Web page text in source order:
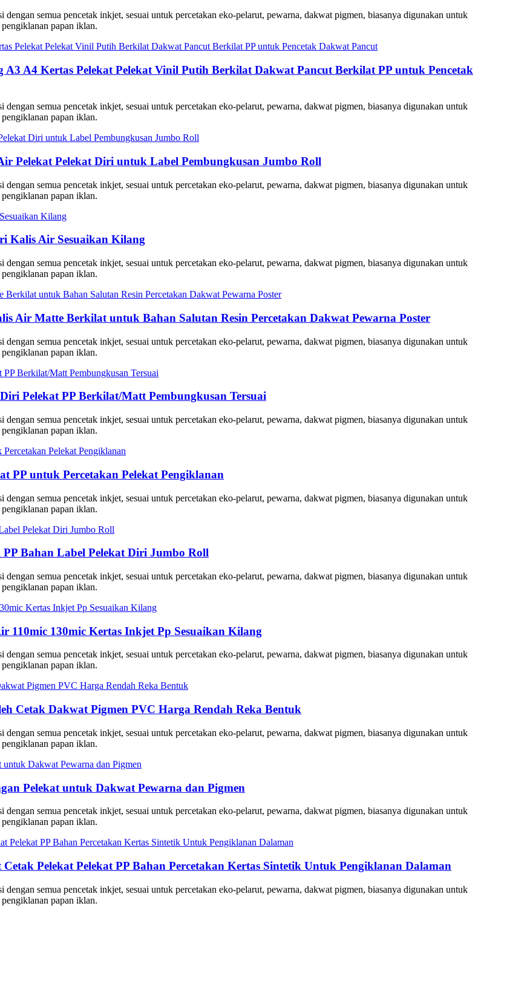
semua pencetak inkjet, sesuai untuk percetakan eko-pelarut, pewarna, dakwat pigmen, biasanya digunakan untuk
papan iklan.
A3 A4 Kertas Pelekat Pelekat Vinil Putih Berkilat Dakwat Pancut Berkilat PP untuk Pencetak
semua pencetak inkjet, sesuai untuk percetakan eko-pelarut, pewarna, dakwat pigmen, biasanya digunakan untuk
papan iklan.
Pelekat Pelekat Diri untuk Label Pembungkusan Jumbo Roll
semua pencetak inkjet, sesuai untuk percetakan eko-pelarut, pewarna, dakwat pigmen, biasanya digunakan untuk
papan iklan.
Kalis Air Sesuaikan Kilang
semua pencetak inkjet, sesuai untuk percetakan eko-pelarut, pewarna, dakwat pigmen, biasanya digunakan untuk
papan iklan.
Air Matte Berkilat untuk Bahan Salutan Resin Percetakan Dakwat Pewarna Poster
semua pencetak inkjet, sesuai untuk percetakan eko-pelarut, pewarna, dakwat pigmen, biasanya digunakan untuk
papan iklan.
Pelekat PP Berkilat/Matt Pembungkusan Tersuai
semua pencetak inkjet, sesuai untuk percetakan eko-pelarut, pewarna, dakwat pigmen, biasanya digunakan untuk
papan iklan.
PP untuk Percetakan Pelekat Pengiklanan
semua pencetak inkjet, sesuai untuk percetakan eko-pelarut, pewarna, dakwat pigmen, biasanya digunakan untuk
papan iklan.
Bahan Label Pelekat Diri Jumbo Roll
semua pencetak inkjet, sesuai untuk percetakan eko-pelarut, pewarna, dakwat pigmen, biasanya digunakan untuk
papan iklan.
110mic 130mic Kertas Inkjet Pp Sesuaikan Kilang
semua pencetak inkjet, sesuai untuk percetakan eko-pelarut, pewarna, dakwat pigmen, biasanya digunakan untuk
papan iklan.
Cetak Dakwat Pigmen PVC Harga Rendah Reka Bentuk
semua pencetak inkjet, sesuai untuk percetakan eko-pelarut, pewarna, dakwat pigmen, biasanya digunakan untuk
papan iklan.
Pelekat untuk Dakwat Pewarna dan Pigmen
semua pencetak inkjet, sesuai untuk percetakan eko-pelarut, pewarna, dakwat pigmen, biasanya digunakan untuk
papan iklan.
Pelekat Pelekat PP Bahan Percetakan Kertas Sintetik Untuk Pengiklanan Dalaman
semua pencetak inkjet, sesuai untuk percetakan eko-pelarut, pewarna, dakwat pigmen, biasanya digunakan untuk
papan iklan.